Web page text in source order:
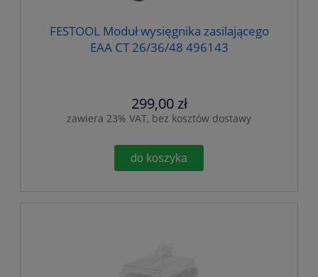
FESTOOL Moduł wysięgnika zasilającego
EAA CT 26/36/48 496143
299,00 zł
zawiera 23% VAT, bez kosztów dostawy
do koszyka